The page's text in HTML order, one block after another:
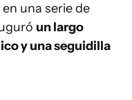
una serie de
un largo
y una seguidilla